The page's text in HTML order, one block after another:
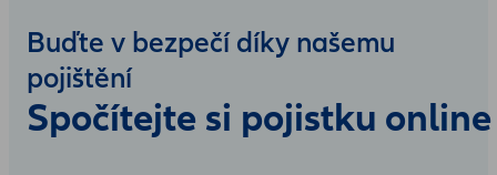
Buďte v bezpečí díky našemu
pojištění
Spočítejte si pojistku online